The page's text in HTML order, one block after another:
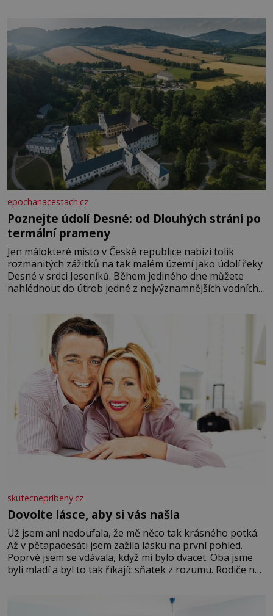
epochanacestach.cz
Poznejte údolí Desné: od Dlouhých strání po
termální prameny
Jen málokteré místo v České republice nabízí tolik
rozmanitých zážitků na tak malém území jako údolí řeky
Desné v srdci Jeseníků. Během jediného dne můžete
nahlédnout do útrob jedné z nejvýznamnějších vodních
se na koloběžce a den zakončit poznáváním památek ve
Velkých Losinách nebo v termálním
skutecnepribehy.cz
Dovolte lásce, aby si vás našla
Už jsem ani nedoufala, že mě něco tak krásného potká.
Až v pětapadesáti jsem zažila lásku na první pohled.
Poprvé jsem se vdávala, když mi bylo dvacet. Oba jsme
byli mladí a byl to tak říkajíc sňatek z rozumu. Rodiče nás